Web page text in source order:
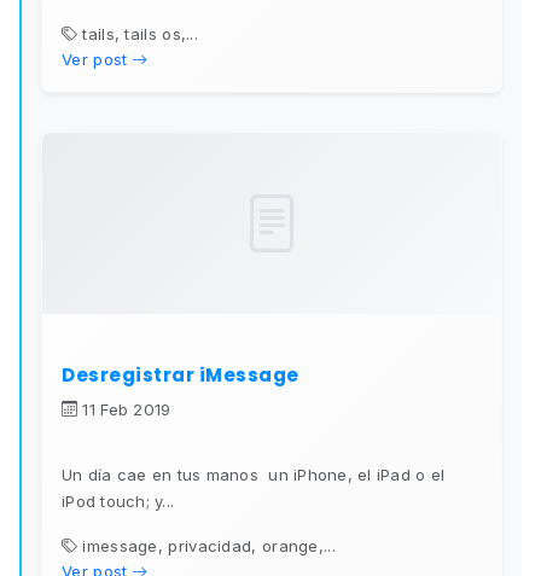
tails, tails os,...
Ver post
Desregistrar iMessage
11 Feb 2019
Un día cae en tus manos un iPhone, el iPad o el
iPod touch; y...
imessage, privacidad, orange,...
Ver post